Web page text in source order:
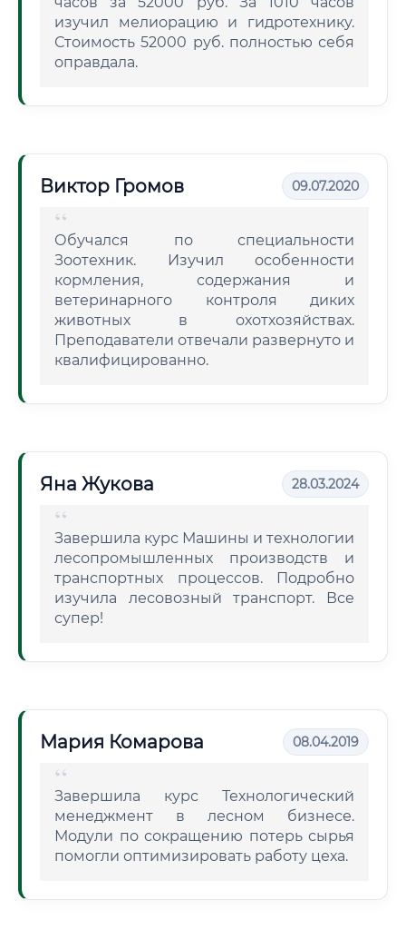
изучил мелиорацию и гидротехнику.
Стоимость 52000 руб. полностью себя
оправдала.
Виктор Громов 09.07.2020
Обучался по специальности
Зоотехник. Изучил особенности
кормления, содержания и
ветеринарного контроля диких
животных в охотхозяйствах.
Преподаватели отвечали развернуто и
квалифицированно.
Яна Жукова 28.03.2024
Завершила курс Машины и технологии
лесопромышленных производств и
транспортных процессов. Подробно
изучила лесовозный транспорт. Все
супер!
Мария Комарова 08.04.2019
Завершила курс Технологический
менеджмент в лесном бизнесе.
Модули по сокращению потерь сырья
помогли оптимизировать работу цеха.